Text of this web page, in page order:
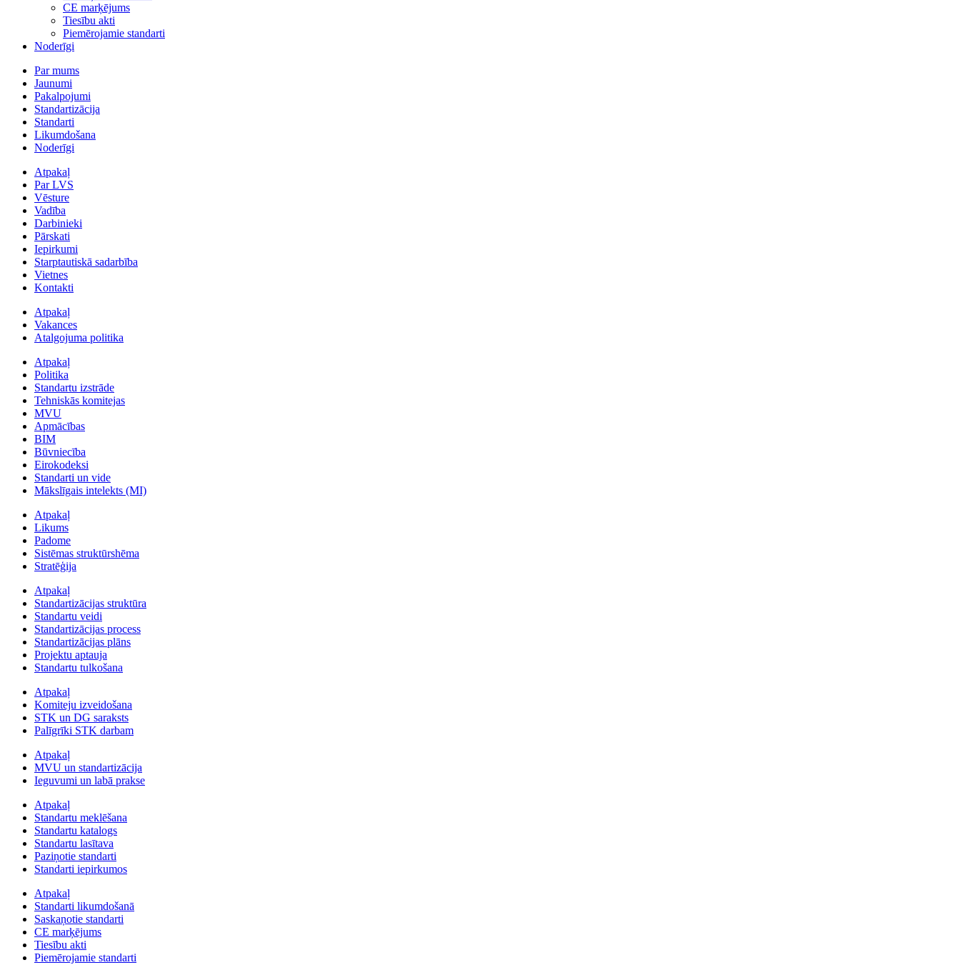
CE marķējums
Tiesību akti
Piemērojamie standarti
Noderīgi
Par mums
Jaunumi
Pakalpojumi
Standartizācija
Standarti
Likumdošana
Noderīgi
Atpakaļ
Par LVS
Vēsture
Vadība
Darbinieki
Pārskati
Iepirkumi
Starptautiskā sadarbība
Vietnes
Kontakti
Atpakaļ
Vakances
Atalgojuma politika
Atpakaļ
Politika
Standartu izstrāde
Tehniskās komitejas
MVU
Apmācības
BIM
Būvniecība
Eirokodeksi
Standarti un vide
Mākslīgais intelekts (MI)
Atpakaļ
Likums
Padome
Sistēmas struktūrshēma
Stratēģija
Atpakaļ
Standartizācijas struktūra
Standartu veidi
Standartizācijas process
Standartizācijas plāns
Projektu aptauja
Standartu tulkošana
Atpakaļ
Komiteju izveidošana
STK un DG saraksts
Palīgrīki STK darbam
Atpakaļ
MVU un standartizācija
Ieguvumi un labā prakse
Atpakaļ
Standartu meklēšana
Standartu katalogs
Standartu lasītava
Paziņotie standarti
Standarti iepirkumos
Atpakaļ
Standarti likumdošanā
Saskaņotie standarti
CE marķējums
Tiesību akti
Piemērojamie standarti